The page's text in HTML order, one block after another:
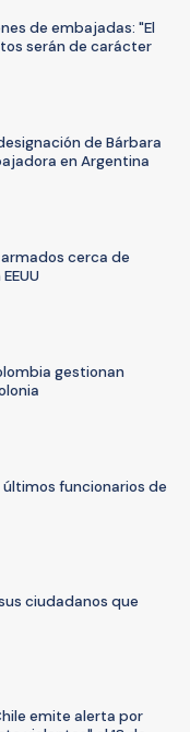
de embajadas: "El
serán de carácter
de Bárbara
en Argentina
cerca de
gestionan
funcionarios de
ciudadanos que
emite alerta por